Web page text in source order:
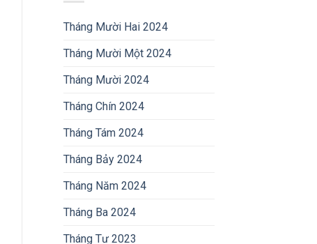
Tháng Mười Hai 2024
Tháng Mười Một 2024
Tháng Mười 2024
Tháng Chín 2024
Tháng Tám 2024
Tháng Bảy 2024
Tháng Năm 2024
Tháng Ba 2024
Tháng Tư 2023